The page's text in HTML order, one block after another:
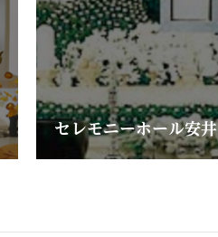
セレモニーホール安井